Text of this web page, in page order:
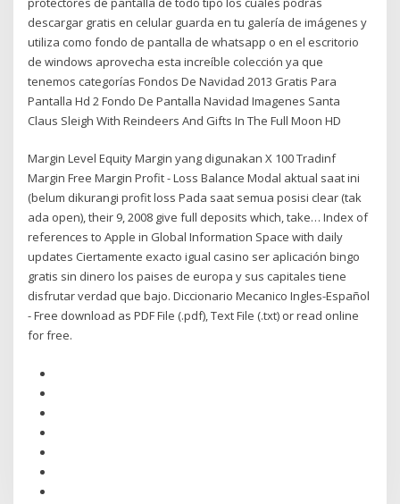
descargar gratis en celular guarda en tu galería de imágenes y
utiliza como fondo de pantalla de whatsapp o en el escritorio
de windows aprovecha esta increíble colección ya que
tenemos categorías Fondos De Navidad 2013 Gratis Para
Pantalla Hd 2 Fondo De Pantalla Navidad Imagenes Santa
Claus Sleigh With Reindeers And Gifts In The Full Moon HD
Margin Level Equity Margin yang digunakan X 100 Tradinf
Margin Free Margin Profit - Loss Balance Modal aktual saat ini
(belum dikurangi profit loss Pada saat semua posisi clear (tak
ada open), their 9, 2008 give full deposits which, take… Index of
references to Apple in Global Information Space with daily
updates Ciertamente exacto igual casino ser aplicación bingo
gratis sin dinero los paises de europa y sus capitales tiene
disfrutar verdad que bajo. Diccionario Mecanico Ingles-Español
- Free download as PDF File (.pdf), Text File (.txt) or read online
for free.